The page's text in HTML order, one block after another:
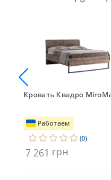
Кровать Квадро
Работаем
(0)
7 261 грн